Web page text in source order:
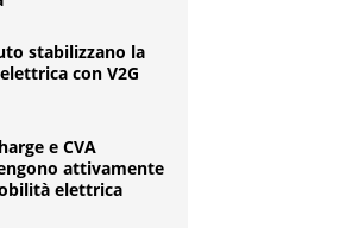
stabilizzano la
con V2G
e CVA
attivamente
elettrica